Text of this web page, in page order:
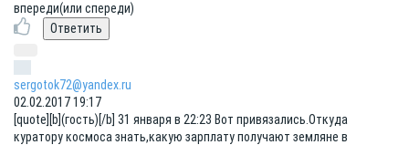
впереди(или спереди)
sergotok72@yandex.ru
02.02.2017 19:17
[quote][b](гость)[/b] 31 января в 22:23 Вот привязались.Откуда
куратору космоса знать,какую зарплату получают земляне в